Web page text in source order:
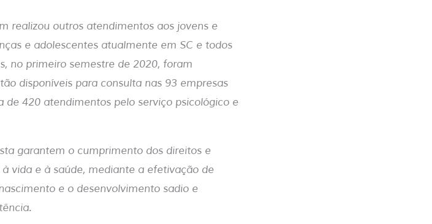
realizou outros atendimentos aos jovens e
e adolescentes atualmente em SC e todos
no primeiro semestre de 2020, foram
disponíveis para consulta nas 93 empresas
de 420 atendimentos pelo serviço psicológico e
garantem o cumprimento dos direitos e
vida e à saúde, mediante a efetivação de
e o desenvolvimento sadio e